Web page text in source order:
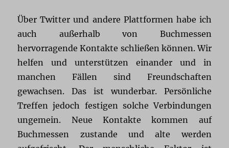
Über Twitter und andere Plattformen habe ich
auch außerhalb von Buchmessen
hervorragende Kontakte schließen können. Wir
helfen und unterstützen einander und in
manchen Fällen sind Freundschaften
gewachsen. Das ist wunderbar. Persönliche
Treffen jedoch festigen solche Verbindungen
ungemein. Neue Kontakte kommen auf
Buchmessen zustande und alte werden